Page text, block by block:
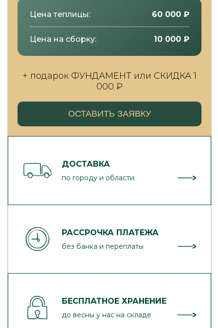
Цена теплицы: 60 000 ₽
Цена на сборку: 10 000 ₽
+ подарок ФУНДАМЕНТ или СКИДКА 1
000 ₽
ОСТАВИТЬ ЗАЯВКУ
ДОСТАВКА
по городу и области.
РАССРОЧКА ПЛАТЕЖА
без банка и переплаты
БЕСПЛАТНОЕ ХРАНЕНИЕ
до весны у нас на складе